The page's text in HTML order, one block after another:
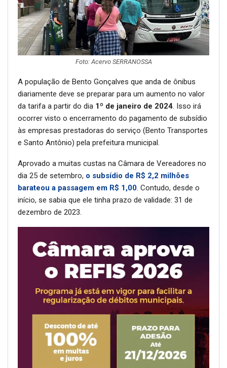
Foto: Acervo SERRANOSSA
A população de Bento Gonçalves que anda de ônibus
diariamente deve se preparar para um aumento no valor
da tarifa a partir do dia 1º de janeiro de 2024. Isso irá
ocorrer visto o encerramento do pagamento de subsídio
às empresas prestadoras do serviço (Bento Transportes
e Santo Antônio) pela prefeitura municipal.
Aprovado a muitas custas na Câmara de Vereadores no
dia 25 de setembro, o subsídio de R$ 2,2 milhões
barateou a passagem em R$ 1,00. Contudo, desde o
início, se sabia que ele tinha prazo de validade: 31 de
dezembro de 2023.